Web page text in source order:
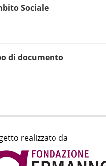
Sociale
di documento
realizzato da